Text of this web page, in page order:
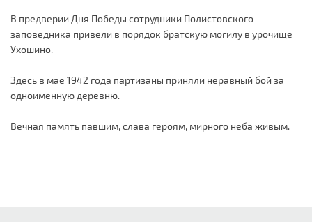
В предверии Дня Победы сотрудники Полистовского
заповедника привели в порядок братскую могилу в урочище
Ухошино.
Здесь в мае 1942 года партизаны приняли неравный бой за
одноименную деревню.
Вечная память павшим, слава героям, мирного неба живым.